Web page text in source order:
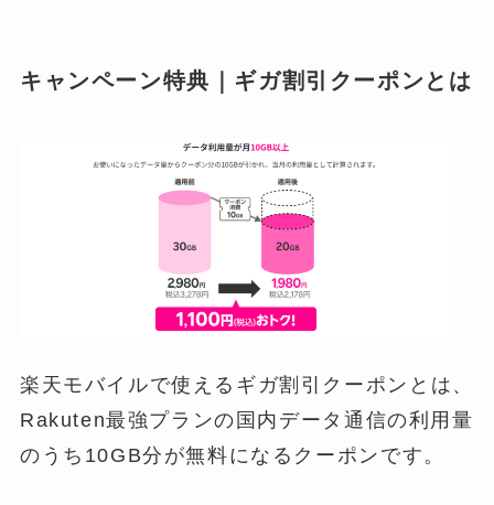
キャンペーン特典｜ギガ割引クーポンとは
楽天モバイルで使えるギガ割引クーポンとは、
Rakuten最強プランの国内データ通信の利用量
のうち10GB分が無料になるクーポンです。